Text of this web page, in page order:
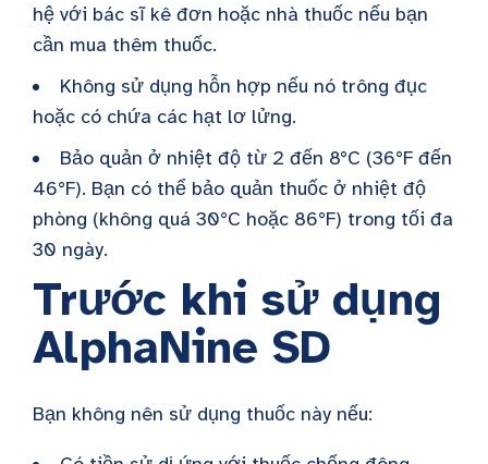
hệ với bác sĩ kê đơn hoặc nhà thuốc nếu bạn
cần mua thêm thuốc.
Không sử dụng hỗn hợp nếu nó trông đục
hoặc có chứa các hạt lơ lửng.
Bảo quản ở nhiệt độ từ 2 đến 8°C (36°F đến
46°F). Bạn có thể bảo quản thuốc ở nhiệt độ
phòng (không quá 30°C hoặc 86°F) trong tối đa
30 ngày.
Trước khi sử dụng
AlphaNine SD
Bạn không nên sử dụng thuốc này nếu: